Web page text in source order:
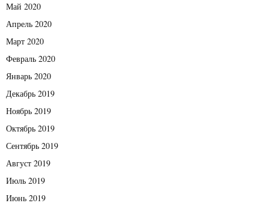
Май 2020
Апрель 2020
Март 2020
Февраль 2020
Январь 2020
Декабрь 2019
Ноябрь 2019
Октябрь 2019
Сентябрь 2019
Август 2019
Июль 2019
Июнь 2019